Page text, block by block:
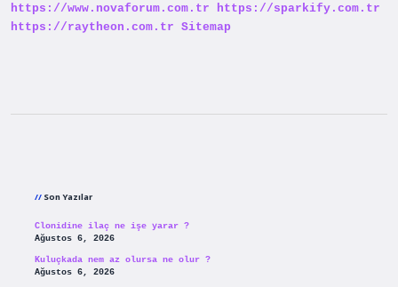
https://www.novaforum.com.tr
https://sparkify.com.tr
https://raytheon.com.tr Sitemap
Son Yazılar
Clonidine ilaç ne işe yarar ?
Ağustos 6, 2026
Kuluçkada nem az olursa ne olur ?
Ağustos 6, 2026